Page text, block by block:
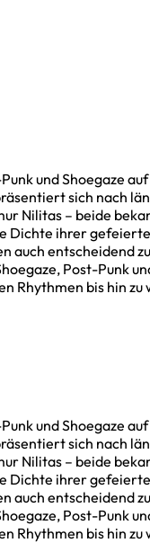
und Shoegaze
sich nach
Nilitas – beide
ihrer
entscheidend
Post-Punk
Rhythmen bis hin
und Shoegaze
sich nach
Nilitas – beide
ihrer
entscheidend
Post-Punk
Rhythmen bis hin